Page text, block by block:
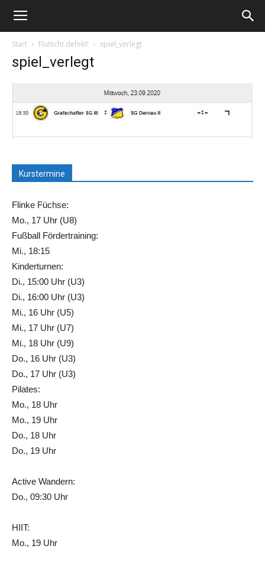
Start Flutlicht defekt! spiel_verlegt
spiel_verlegt
Kurstermine
Flinke Füchse:
Mo., 17 Uhr (U8)
Fußball Fördertraining:
Mi., 18:15
Kinderturnen:
Di., 15:00 Uhr (U3)
Di., 16:00 Uhr (U3)
Mi., 16 Uhr (U5)
Mi., 17 Uhr (U7)
Mi., 18 Uhr (U9)
Do., 16 Uhr (U3)
Do., 17 Uhr (U3)
Pilates:
Mo., 18 Uhr
Mo., 19 Uhr
Do., 18 Uhr
Do., 19 Uhr
Active Wandern:
Do., 09:30 Uhr
HIIT:
Mo., 19 Uhr